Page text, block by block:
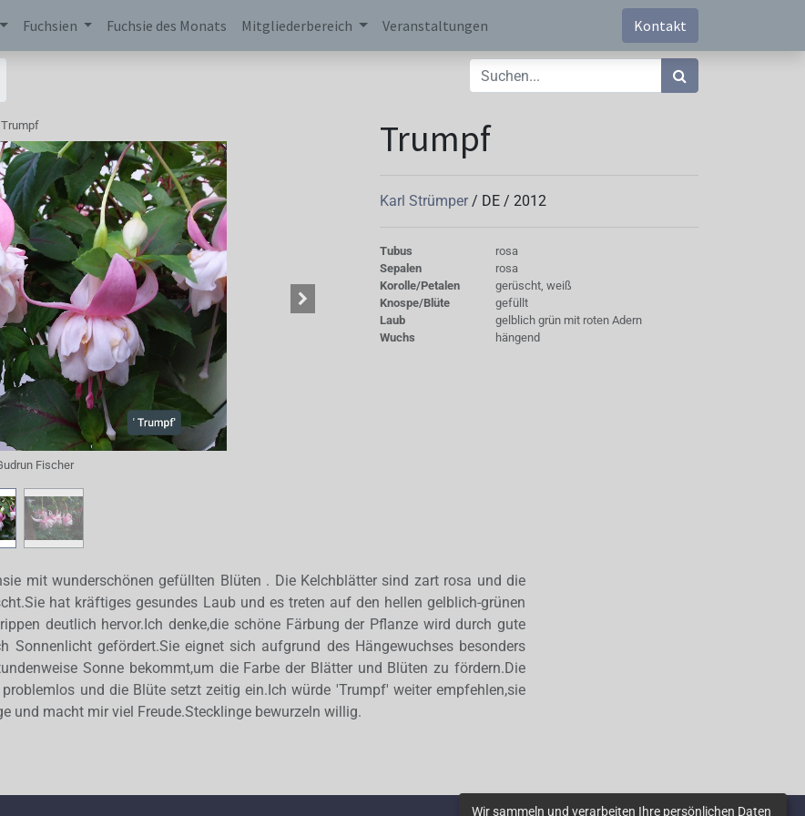
Fuchsien Fuchsie des Monats Mitgliederbereich Veranstaltungen Kontakt
Trumpf
Fischer
Trumpf
Karl Strümper / DE / 2012
Tubus
rosa
Sepalen
rosa
Korolle/Petalen
gerüscht, weiß
Knospe/Blüte
gefüllt
Laub
gelblich grün mit roten Adern
Wuchs
hängend
mit wunderschönen gefüllten Blüten . Die Kelchblätter sind zart rosa und die
hat kräftiges gesundes Laub und es treten auf den hellen gelblich-grünen
deutlich hervor.Ich denke,die schöne Färbung der Pflanze wird durch gute
Sonnenlicht gefördert.Sie eignet sich aufgrund des Hängewuchses besonders
Sonne bekommt,um die Farbe der Blätter und Blüten zu fördern.Die
und die Blüte setzt zeitig ein.Ich würde 'Trumpf' weiter empfehlen,sie
und macht mir viel Freude.Stecklinge bewurzeln willig.
Wir sammeln und verarbeiten Ihre persönlichen Daten